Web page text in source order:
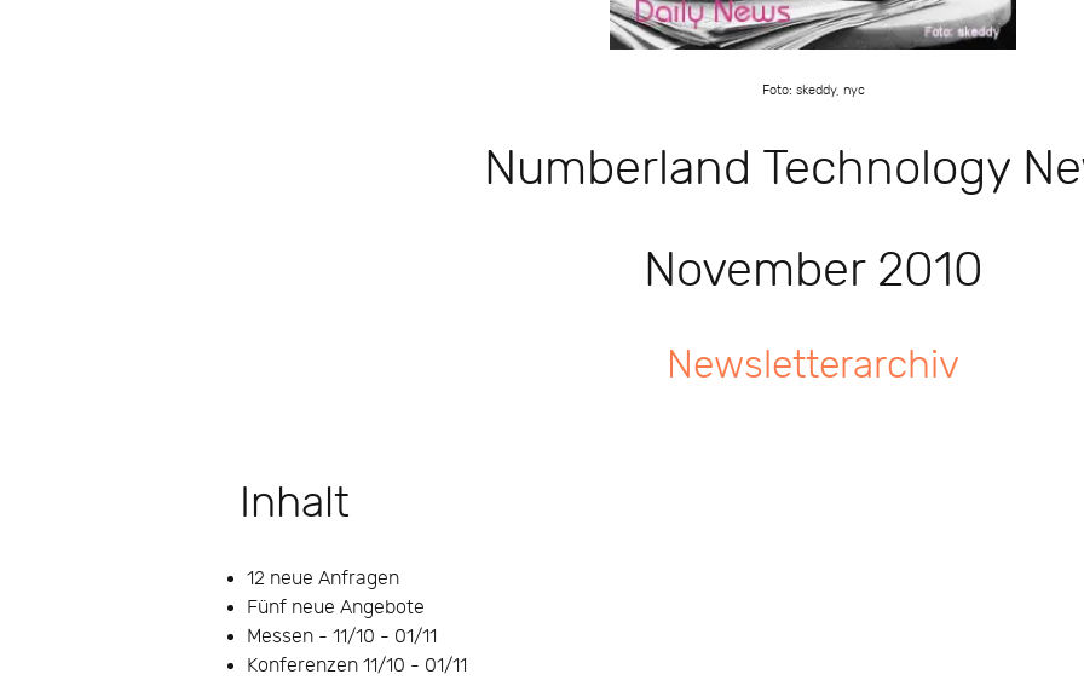
Foto: skeddy, nyc
Numberland Technology
November 2010
Newsletterarchiv
Inhalt
12 neue Anfragen
Fünf neue Angebote
Messen - 11/10 - 01/11
Konferenzen 11/10 - 01/11